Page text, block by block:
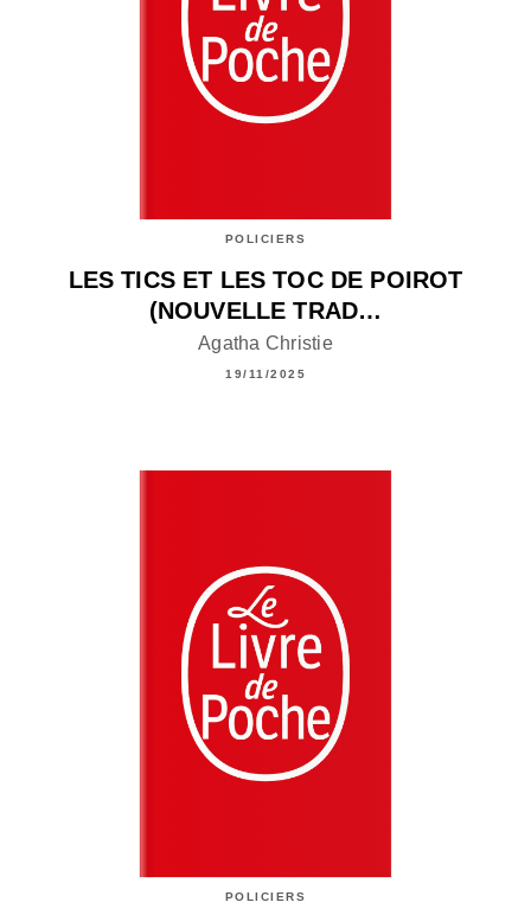
POLICIERS
LES TICS ET LES TOC DE POIROT
(NOUVELLE TRAD…
Agatha Christie
19/11/2025
POLICIERS